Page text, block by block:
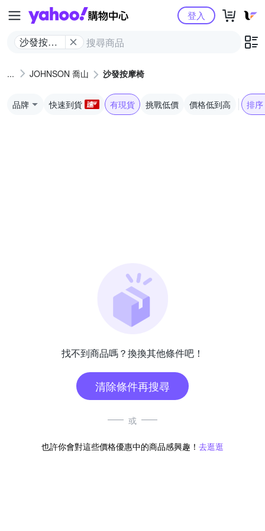
Yahoo購物中心
沙發按摩
登入
JOHNSON 喬山 沙發按摩椅
品牌 快速到貨 有現貨 挑戰低價 價格低到高 排序
找不到商品嗎？換換其他條件吧！
清除條件再搜尋
或
也許你會對這些價格優惠中的商品感興趣！ 去逛逛